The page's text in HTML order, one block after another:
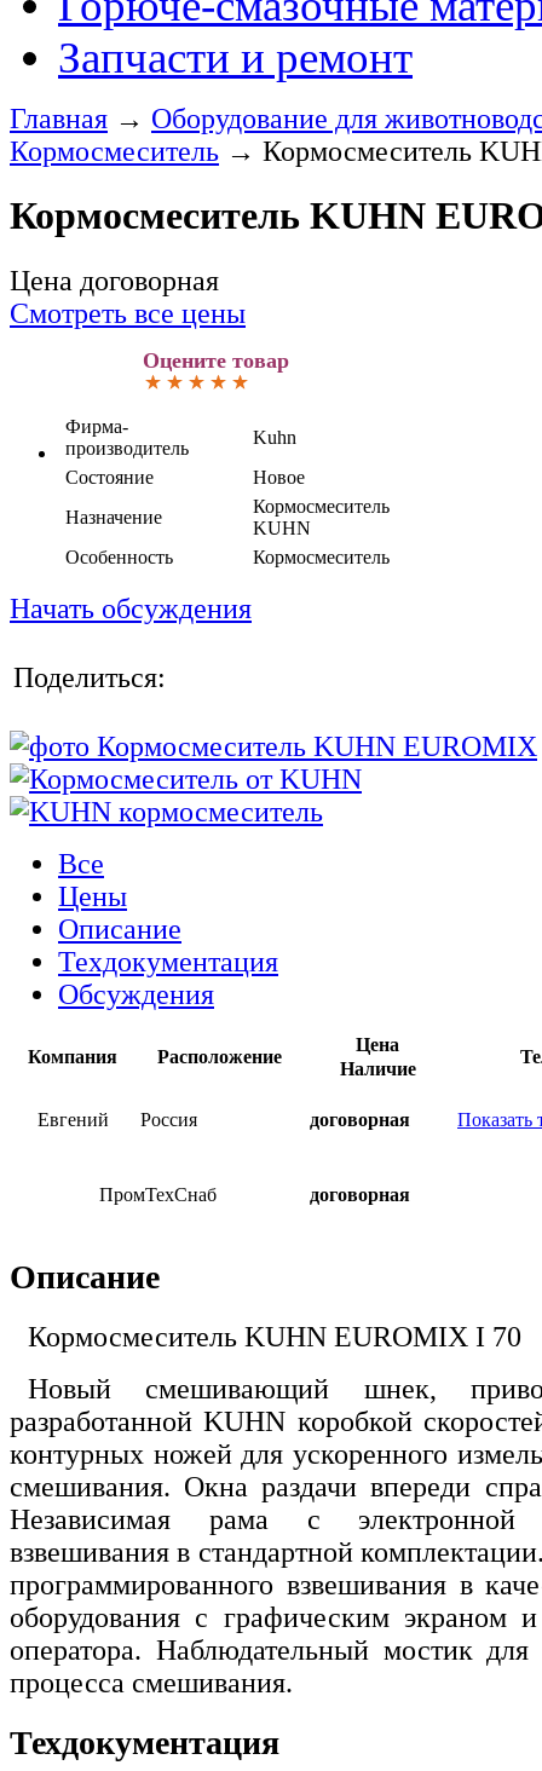
Запчасти и ремонт
Главная → Оборудование для
Кормосмеситель → Кормосмеситель
Кормосмеситель KUHN
Цена договорная
Смотреть все цены
Оцените товар
Фирма-
производитель
Kuhn
Состояние
Новое
Назначение
Кормосмеситель
KUHN
Особенность
Кормосмеситель
Начать обсуждения
Поделиться:
Все
Цены
Описание
Техдокументация
Обсуждения
Компания Расположение
Цена
Наличие
Евгений Россия договорная Показать
ПромТехСнаб договорная
Описание
Кормосмеситель KUHN EUROMIX I 70
Новый смешивающий шнек,
разработанной KUHN коробкой
контурных ножей для ускоренного
смешивания. Окна раздачи впереди
Независимая рама с электронной
взвешивания в стандартной
программированного взвешивания в
оборудования с графическим экраном
оператора. Наблюдательный мостик для
процесса смешивания.
Техдокументация